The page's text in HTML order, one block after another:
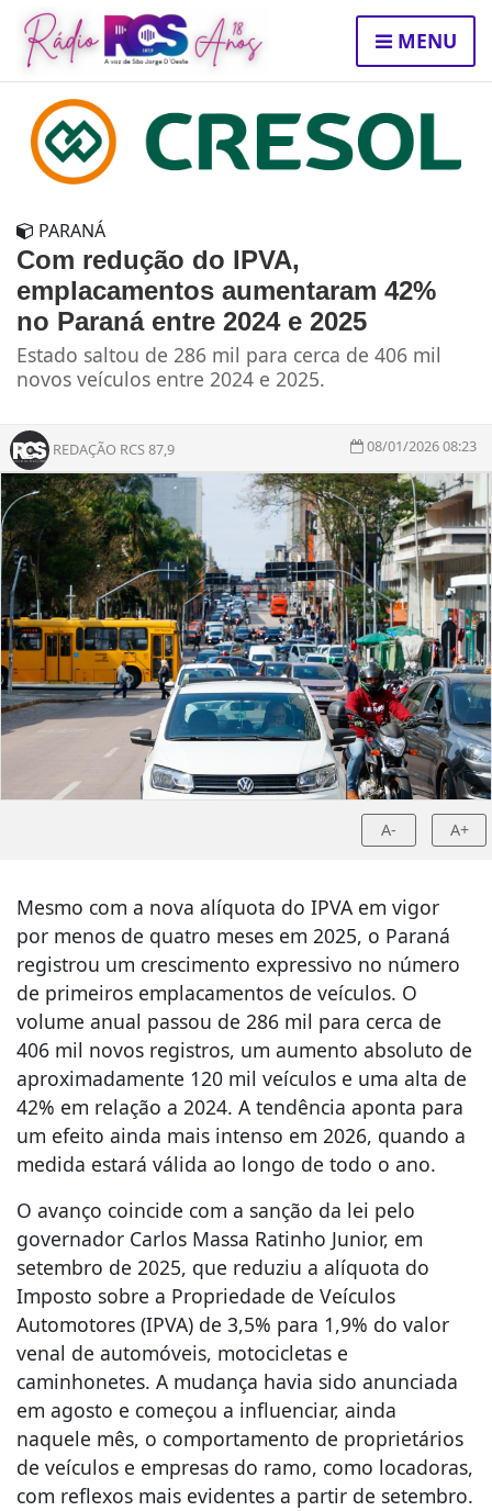
MENU
PARANÁ
Com redução do IPVA,
emplacamentos aumentaram 42%
no Paraná entre 2024 e 2025
Estado saltou de 286 mil para cerca de 406 mil
novos veículos entre 2024 e 2025.
REDAÇÃO RCS 87,9 08/01/2026 08:23
A- A+
Mesmo com a nova alíquota do IPVA em vigor
por menos de quatro meses em 2025, o Paraná
registrou um crescimento expressivo no número
de primeiros emplacamentos de veículos. O
volume anual passou de 286 mil para cerca de
406 mil novos registros, um aumento absoluto de
aproximadamente 120 mil veículos e uma alta de
42% em relação a 2024. A tendência aponta para
um efeito ainda mais intenso em 2026, quando a
medida estará válida ao longo de todo o ano.
O avanço coincide com a sanção da lei pelo
governador Carlos Massa Ratinho Junior, em
setembro de 2025, que reduziu a alíquota do
Imposto sobre a Propriedade de Veículos
Automotores (IPVA) de 3,5% para 1,9% do valor
venal de automóveis, motocicletas e
caminhonetes. A mudança havia sido anunciada
em agosto e começou a influenciar, ainda
naquele mês, o comportamento de proprietários
de veículos e empresas do ramo, como locadoras,
com reflexos mais evidentes a partir de setembro.